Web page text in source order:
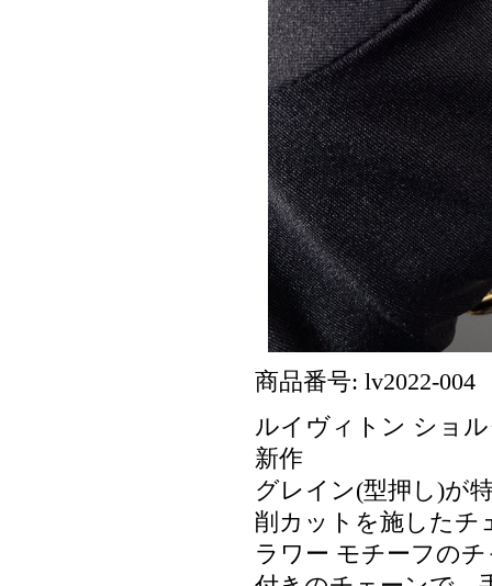
商品番号: lv2022-004
ルイヴィトン ショ
新作
グレイン(型押し)が
削カットを施したチ
ラワー モチーフの